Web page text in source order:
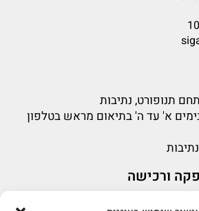
תנופורט, נתיבות
א' עד ה' בתיאום מראש בטלפון
ורכישה
לפנות למייל: sigal@home-decor.co.il